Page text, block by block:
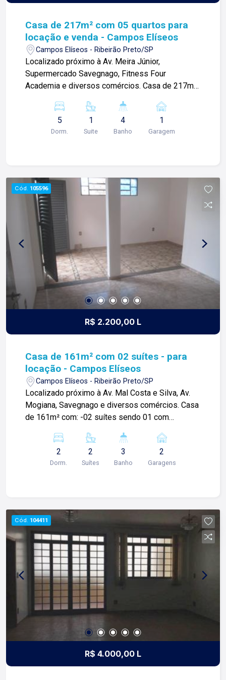
Casa de 217m² com 05 quartos para
locação e venda - Campos Elíseos
Campos Elíseos - Ribeirão Preto/SP
Localizado próximo à Av. Meira Júnior,
Supermercado Savegnago, Fitness Four
Academia e diversos comércios. Casa de 217m²
suíte; -Escritório (que pode ser convertido para
quarto) -03 banheiros sociais; -Sala; -Cozinha
planejada; -Sala de jantar; -Área de serviço; -01
missão, nosso propósito e o verdadeiro sentido
de tudo que fazemos. Todos os dias
construímos laços fortes e indeléveis com
nossos proprietários e clientes. Somos uma
imobiliária que equilibra a tradicionalidade com o
arrojo e a força comercial da atualidade. A Lago é
sua principal imobiliária em Ribeirão Preto
5
Dorm.
1
Suite
4
Banho
1
Garagem
Cód. 105596
R$ 2.200,00 L
Casa de 161m² com 02 suítes - para
locação - Campos Elíseos
Campos Elíseos - Ribeirão Preto/SP
Localizado próximo à Av. Mal Costa e Silva, Av.
Mogiana, Savegnago e diversos comércios. Casa
de 161m² com: -02 suítes sendo 01 com
-Área de serviços; -02 vagas de garagem; Para
mais informações e agendar visita, entre em
contato. Lago é Relacionamento! Esta é a nossa
nossos proprietários e clientes. Somos uma
imobiliária que, desde a nossa fundação em
1987, equilibra a tradicionalidade com o arrojo e a
força comercial da atualidade. Temos mais de
140 funcionários e parceiros de negócios e ao
longo da nossa caminhada já administramos mais
de 20.000 locações e realizamos mais de 3.000
vendas de imóveis. Temos o maior inventário de
cadastros de imóveis de Ribeirão Preto e região
da cidade, para todos os padrões e para todos
os gostos de nossos clientes. Se você deseja
comprar, alugar ou negociar seu próprio imóvel,
2
Dorm.
2
Suítes
3
Banho
2
Garagens
Cód. 104411
R$ 4.000,00 L